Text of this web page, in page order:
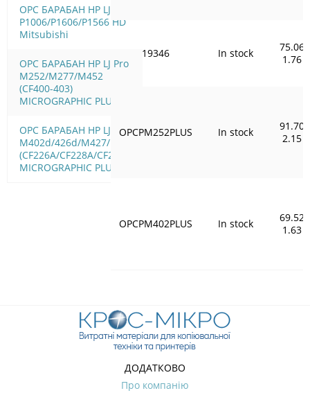
OPC БАРАБАН HP LJ
P1006/Р1606/Р1566 HD
Mitsubishi
OPC БАРАБАН HP LJ Pro
M252/M277/M452
(CF400-403)
MICROGRAPHIC PLUS
OPC БАРАБАН HP LJ Pro
M402d/426d/M427/M506
(CF226A/CF228A/CF287A)
MICROGRAPHIC PLUS
19346 In stock
75.06
1.76
OPCPM252PLUS In stock
91.70
2.15
OPCPM402PLUS In stock
69.52
1.63
ДОДАТКОВО
Про компанію